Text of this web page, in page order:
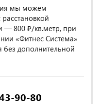
мы можем
— 800 ₽/кв.метр, при
«Фитнес Система»
без дополнительной
90-80